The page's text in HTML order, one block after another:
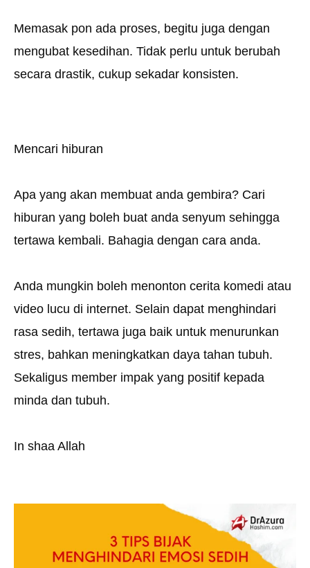
Memasak pon ada proses, begitu juga dengan
mengubat kesedihan. Tidak perlu untuk berubah
secara drastik, cukup sekadar konsisten.
Mencari hiburan
Apa yang akan membuat anda gembira? Cari
hiburan yang boleh buat anda senyum sehingga
tertawa kembali. Bahagia dengan cara anda.
Anda mungkin boleh menonton cerita komedi atau
video lucu di internet. Selain dapat menghindari
rasa sedih, tertawa juga baik untuk menurunkan
stres, bahkan meningkatkan daya tahan tubuh.
Sekaligus member impak yang positif kepada
minda dan tubuh.
In shaa Allah